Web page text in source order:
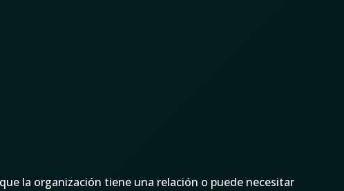
la organización tiene una relación o puede necesitar